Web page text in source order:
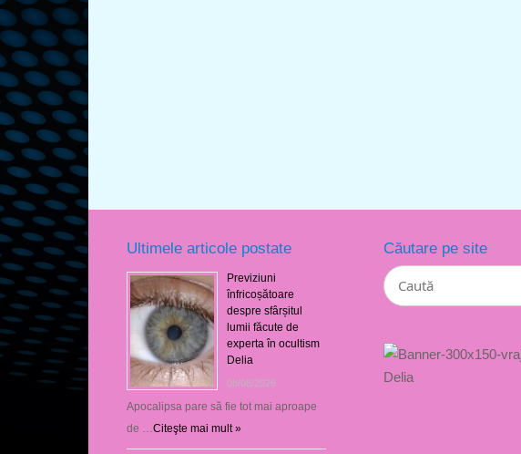
Ultimele articole postate
Previziuni
înfricoșătoare
despre sfârșitul
lumii făcute de
experta în ocultism
Delia
08/08/2026
Apocalipsa pare să fie tot mai aproape
de … Citeşte mai mult »
Căutare pe site